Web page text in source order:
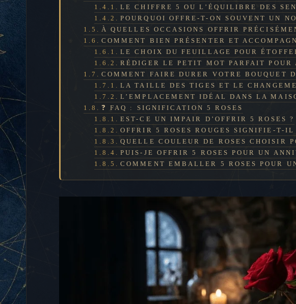
LE CHIFFRE 5 OU L’ÉQUILIBRE DES
POURQUOI OFFRE-T-ON SOUVENT UN
À QUELLES OCCASIONS OFFRIR
COMMENT BIEN PRÉSENTER ET
LE CHOIX DU FEUILLAGE POUR
RÉDIGER LE PETIT MOT PARFAIT POUR
COMMENT FAIRE DURER VOTRE BOUQUET
LA TAILLE DES TIGES ET LE
L’EMPLACEMENT IDÉAL DANS LA
❓ FAQ : SIGNIFICATION 5 ROSES
EST-CE UN IMPAIR D’OFFRIR 5 ROSES ?
OFFRIR 5 ROSES ROUGES SIGNIFIE-T-
QUELLE COULEUR DE ROSES CHOISIR
PUIS-JE OFFRIR 5 ROSES POUR UN
COMMENT EMBALLER 5 ROSES POUR